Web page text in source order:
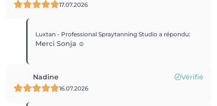
17.07.2026
Luxtan - Professional Spraytanning Studioa répondu:
Merci Sonja ☺️
Nadine Vérifié
16.07.2026